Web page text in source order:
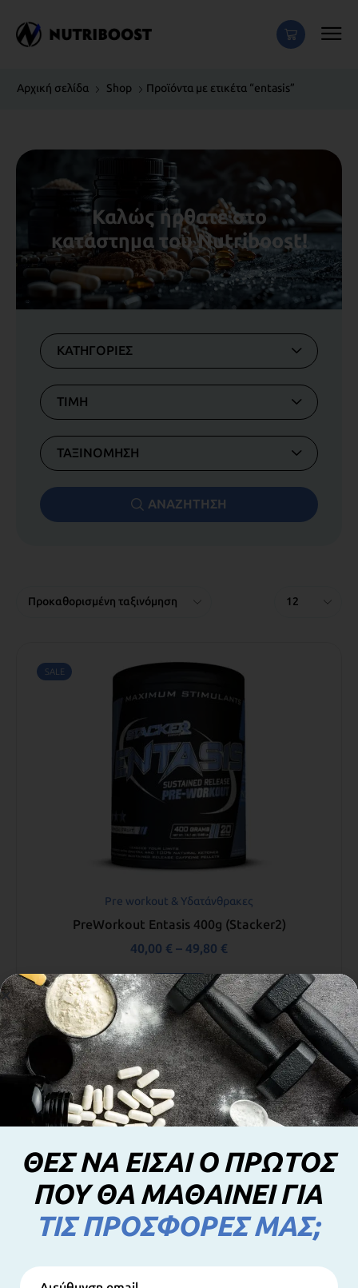
Αρχική σελίδα Shop Προϊόντα με ετικέτα “entasis”
Καλώς ήρθατε στο
κατάστημα του Nutriboost!
ΚΑΤΗΓΟΡΙΕΣ
ΤΙΜΗ
ΤΑΞΙΝΟΜΗΣΗ
ΑΝΑΖΗΤΗΣΗ
SALE
Pre workout & Υδατάνθρακες
PreWorkout Entasis 400g (Stacker2)
40,00 € – 49,80 €
Επιλογή
ΘΕΣ ΝΑ ΕΙΣΑΙ Ο ΠΡΩΤΟΣ
ΠΟΥ ΘΑ ΜΑΘΑΙΝΕΙ ΓΙΑ
ΤΙΣ ΠΡΟΣΦΟΡΕΣ ΜΑΣ;